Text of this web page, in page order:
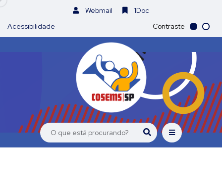
Webmail
1Doc
Acessibilidade
Contraste